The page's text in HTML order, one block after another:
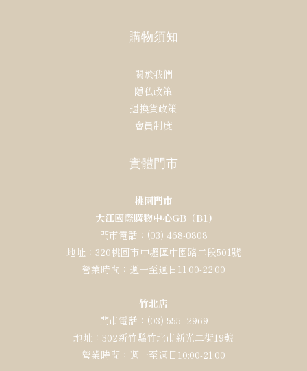
購物須知
關於我們
隱私政策
退換貨政策
會員制度
實體門市
桃園門市
大江國際購物中心GB（B1)
門市電話：(03) 468-0808
地址：320桃園市中壢區中園路二段501號
營業時間：週一至週日11:00-22:00
竹北店
門市電話：(03) 555- 2969
地址：302新竹縣竹北市新光二街19號
營業時間：週一至週日10:00-21:00